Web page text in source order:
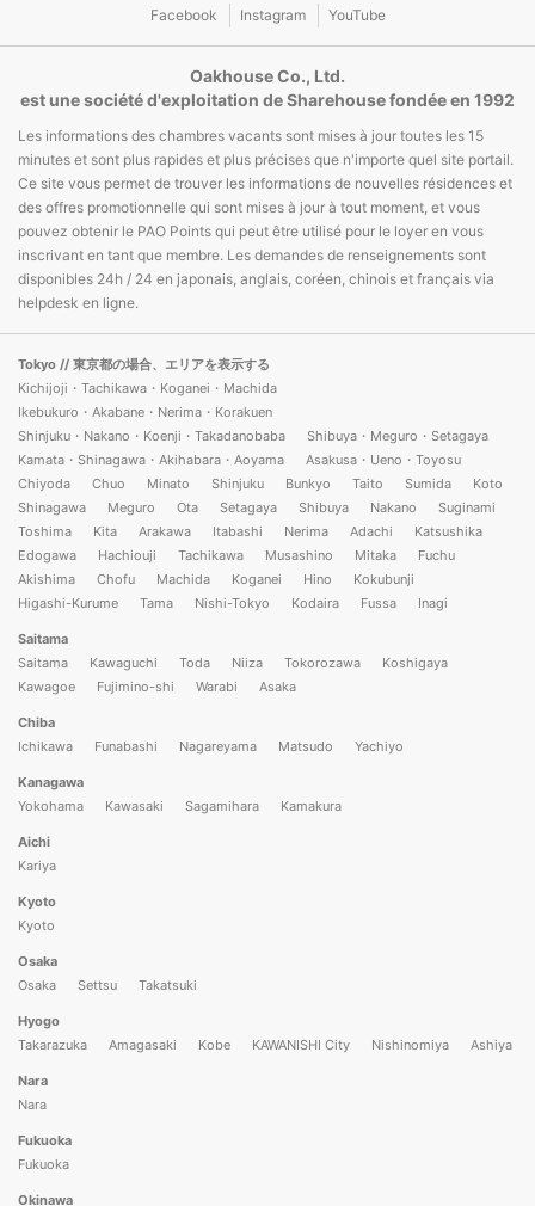
Facebook Instagram YouTube
Oakhouse Co., Ltd.
est une société d'exploitation de Sharehouse fondée en 1992
Les informations des chambres vacants sont mises à jour toutes les 15
minutes et sont plus rapides et plus précises que n'importe quel site portail.
Ce site vous permet de trouver les informations de nouvelles résidences et
des offres promotionnelle qui sont mises à jour à tout moment, et vous
pouvez obtenir le PAO Points qui peut être utilisé pour le loyer en vous
inscrivant en tant que membre. Les demandes de renseignements sont
disponibles 24h / 24 en japonais, anglais, coréen, chinois et français via
helpdesk en ligne.
Tokyo // 東京都の場合、エリアを表示する
Kichijoji・Tachikawa・Koganei・Machida
Ikebukuro・Akabane・Nerima・Korakuen
Shinjuku・Nakano・Koenji・Takadanobaba
Shibuya・Meguro・Setagaya
Kamata・Shinagawa・Akihabara・Aoyama
Asakusa・Ueno・Toyosu
Chiyoda
Chuo Minato Shinjuku Bunkyo Taito Sumida
Koto
Shinagawa
Meguro Ota Setagaya Shibuya Nakano
Suginami
Toshima
Kita Arakawa Itabashi Nerima Adachi
Katsushika
Edogawa
Hachiouji Tachikawa Musashino Mitaka
Fuchu
Akishima
Chofu Machida Koganei Hino
Kokubunji
Higashi-Kurume
Tama Nishi-Tokyo Kodaira Fussa Inagi
Saitama
Saitama
Kawaguchi Toda Niiza Tokorozawa
Koshigaya
Kawagoe
Fujimino-shi Warabi Asaka
Chiba
Ichikawa
Funabashi Nagareyama Matsudo Yachiyo
Kanagawa
Yokohama
Kawasaki Sagamihara Kamakura
Aichi
Kariya
Kyoto
Kyoto
Osaka
Osaka
Settsu Takatsuki
Hyogo
Takarazuka
Amagasaki Kobe KAWANISHI City Nishinomiya Ashiya
Nara
Nara
Fukuoka
Fukuoka
Okinawa